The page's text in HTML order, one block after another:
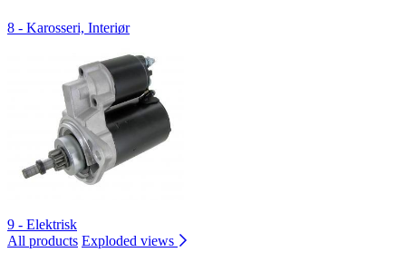
8 - Karosseri, Interiør
9 - Elektrisk
All products Exploded views